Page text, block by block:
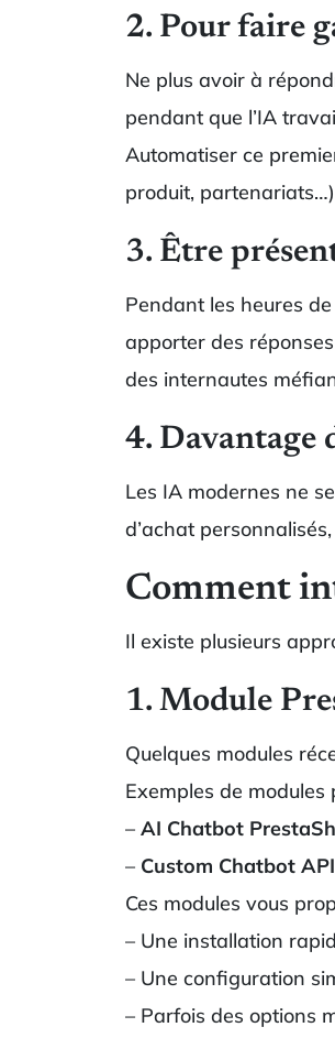
2. Pour faire
Ne plus avoir à
pendant que l’IA
Automatiser ce
produit,
3. Être
Pendant les heures
apporter des
des internautes
4. Davantage
Les IA modernes ne
d’achat
Comment
Il existe plusieurs
1. Module
Quelques modules
Exemples de modules
– AI Chatbot
– Custom Chatbot API
Ces modules vous
– Une installation
– Une configuration
– Parfois des options